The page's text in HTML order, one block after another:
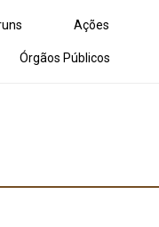
Ações
Órgãos Públicos